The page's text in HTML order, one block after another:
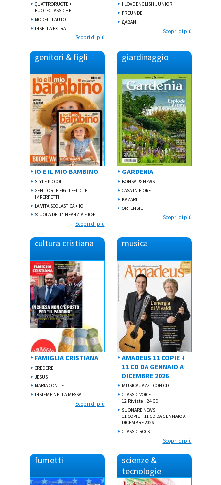
QUATTRORUOTE +
RUOTECLASSICHE
MODELLI AUTO
INSELLA EXTRA
Scopri di più
I LOVE ENGLISH JUNIOR
FREUNDE
ДABAЙ!
Scopri di più
genitori & figli
IO E IL MIO BAMBINO
STYLE PICCOLI
GENITORI E FIGLI FELICI E
IMPERFETTI
LA VITA SCOLASTICA + IO
SCUOLA DELL'INFANZIA E IO+
Scopri di più
giardinaggio
GARDENIA
BONSAI & NEWS
CASA IN FIORE
KAZARI
ORTENSIE
Scopri di più
cultura cristiana
FAMIGLIA CRISTIANA
CREDERE
JESUS
MARIA CON TE
INSIEME NELLA MESSA
Scopri di più
musica
AMADEUS 11 COPIE +
11 CD DA GENNAIO A
DICEMBRE 2026
MUSICA JAZZ - CON CD
CLASSIC VOICE
12 Riviste + 24 CD
SUONARE NEWS
11 COPIE + 11 CD DA GENNAIO A
DICEMBRE 2026
CLASSIC ROCK
Scopri di più
fumetti
scienze &
tecnologie